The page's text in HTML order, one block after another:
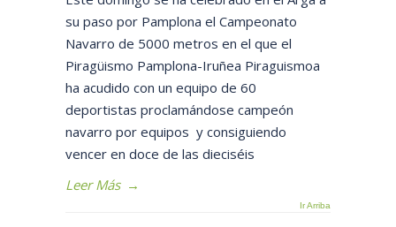
su paso por Pamplona el Campeonato
Navarro de 5000 metros en el que el
Piragüismo Pamplona-Iruñea Piraguismoa
ha acudido con un equipo de 60
deportistas proclamándose campeón
navarro por equipos y consiguiendo
vencer en doce de las dieciséis
Leer Más →
Ir Arriba